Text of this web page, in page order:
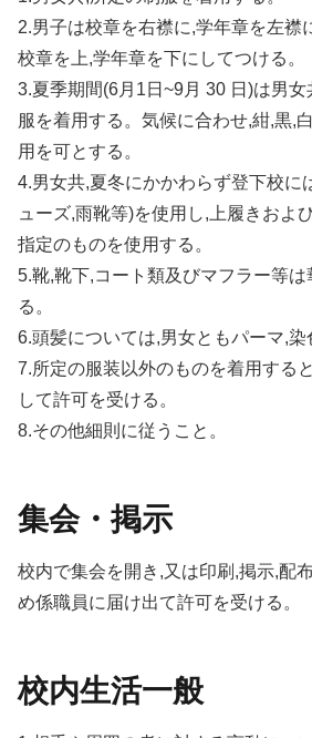
2.男子は校章を右襟に,学年章を左襟
校章を上,学年章を下にしてつける。
3.夏季期間(6月1日~9月 30 日)は男女
服を着用する。気候に合わせ,紺,黒,
用を可とする。
4.男女共,夏冬にかかわらず登下校に
ューズ,雨靴等)を使用し,上履きおよ
指定のものを使用する。
5.靴,靴下,コート類及びマフラー等
る。
6.頭髪については,男女ともパーマ,染
7.所定の服装以外のものを着用する
して許可を受ける。
8.その他細則に従うこと。
集会・掲示
校内で集会を開き,又は印刷,掲示,配
め係職員に届け出て許可を受ける。
校内生活一般